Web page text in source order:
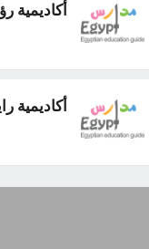
أكاديمية
أكاديمية